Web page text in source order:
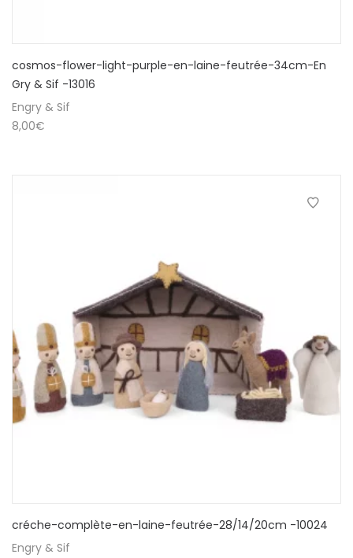
cosmos-flower-light-purple-en-laine-feutrée-34cm-En
Gry & Sif -13016
Engry & Sif
8,00€
créche-complète-en-laine-feutrée-28/14/20cm -10024
Engry & Sif